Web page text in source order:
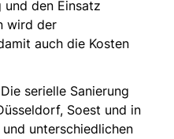
und den Einsatz
wird der
auch die Kosten
Die serielle Sanierung
Soest und in
unterschiedlichen